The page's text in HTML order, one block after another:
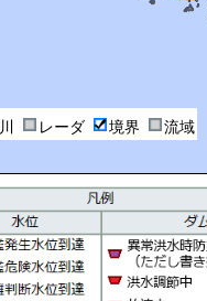
レーダ 境界 流域